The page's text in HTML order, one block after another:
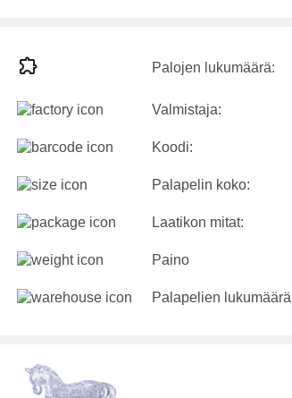
Palojen lukumäärä:
Valmistaja:
Koodi:
Palapelin koko:
Laatikon mitat:
Paino
Palapelien